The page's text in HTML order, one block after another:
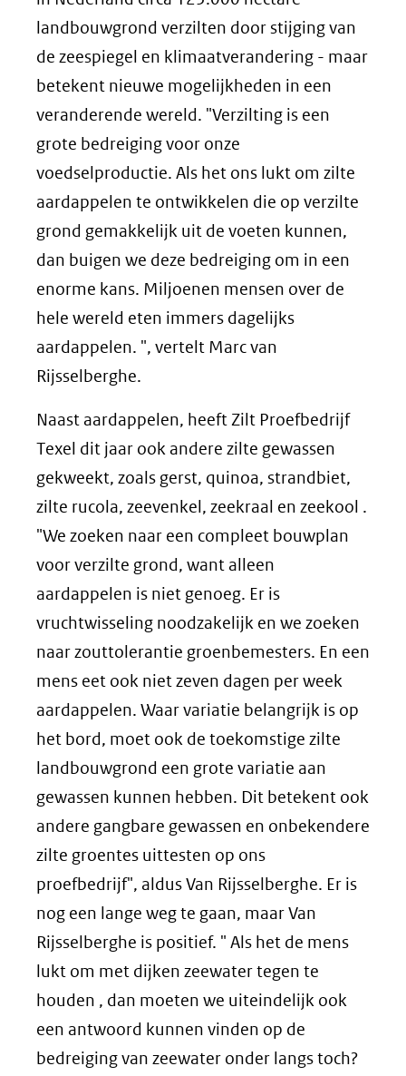
landbouwgrond verzilten door stijging van
de zeespiegel en klimaatverandering - maar
betekent nieuwe mogelijkheden in een
veranderende wereld. "Verzilting is een
grote bedreiging voor onze
voedselproductie. Als het ons lukt om zilte
aardappelen te ontwikkelen die op verzilte
grond gemakkelijk uit de voeten kunnen,
dan buigen we deze bedreiging om in een
enorme kans. Miljoenen mensen over de
hele wereld eten immers dagelijks
aardappelen. ", vertelt Marc van
Rijsselberghe.
Naast aardappelen, heeft Zilt Proefbedrijf
Texel dit jaar ook andere zilte gewassen
gekweekt, zoals gerst, quinoa, strandbiet,
zilte rucola, zeevenkel, zeekraal en zeekool .
"We zoeken naar een compleet bouwplan
voor verzilte grond, want alleen
aardappelen is niet genoeg. Er is
vruchtwisseling noodzakelijk en we zoeken
naar zouttolerantie groenbemesters. En een
mens eet ook niet zeven dagen per week
aardappelen. Waar variatie belangrijk is op
het bord, moet ook de toekomstige zilte
landbouwgrond een grote variatie aan
gewassen kunnen hebben. Dit betekent ook
andere gangbare gewassen en onbekendere
zilte groentes uittesten op ons
proefbedrijf", aldus Van Rijsselberghe. Er is
nog een lange weg te gaan, maar Van
Rijsselberghe is positief. " Als het de mens
lukt om met dijken zeewater tegen te
houden , dan moeten we uiteindelijk ook
een antwoord kunnen vinden op de
bedreiging van zeewater onder langs toch?